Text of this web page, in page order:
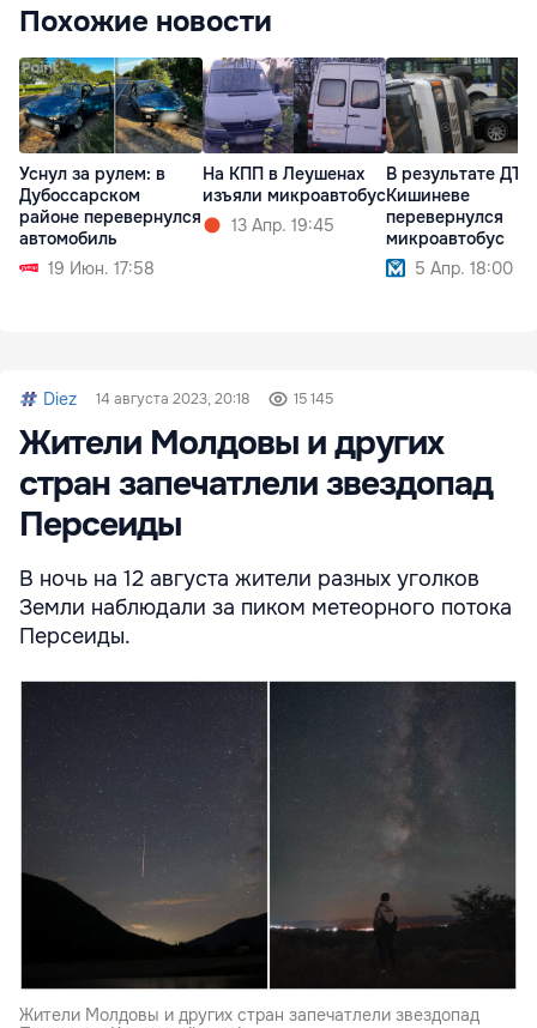
Похожие новости
Уснул за рулем: в
Дубоссарском
районе перевернулся
автомобиль
19 Июн. 17:58
На КПП в Леушенах
изъяли микроавтобус
13 Апр. 19:45
В результате ДТП
Кишиневе
перевернулся
микроавтобус
5 Апр. 18:00
Diez 14 августа 2023, 20:18 15 145
Жители Молдовы и других
стран запечатлели звездопад
Персеиды
В ночь на 12 августа жители разных уголков
Земли наблюдали за пиком метеорного потока
Персеиды.
Жители Молдовы и других стран запечатлели звездопад